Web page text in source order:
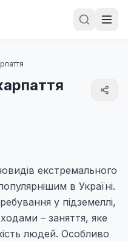
екстремального
в Україні.
у підземеллі,
– заняття, яке
людей. Особливо